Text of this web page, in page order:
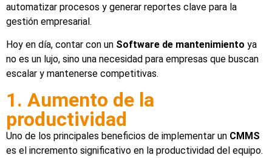
automatizar procesos y generar reportes clave para la
gestión empresarial.
Hoy en día, contar con un Software de mantenimiento ya
no es un lujo, sino una necesidad para empresas que buscan
escalar y mantenerse competitivas.
1. Aumento de la
productividad
Uno de los principales beneficios de implementar un CMMS
es el incremento significativo en la productividad del equipo.